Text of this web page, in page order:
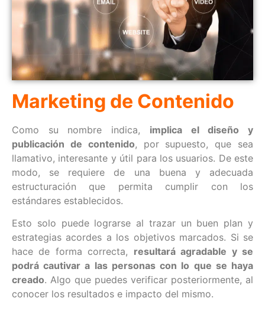
Marketing de Contenido
Como su nombre indica, implica el diseño y
publicación de contenido, por supuesto, que sea
llamativo, interesante y útil para los usuarios. De este
modo, se requiere de una buena y adecuada
estructuración que permita cumplir con los
estándares establecidos.
Esto solo puede lograrse al trazar un buen plan y
estrategias acordes a los objetivos marcados. Si se
hace de forma correcta, resultará agradable y se
podrá cautivar a las personas con lo que se haya
creado. Algo que puedes verificar posteriormente, al
conocer los resultados e impacto del mismo.